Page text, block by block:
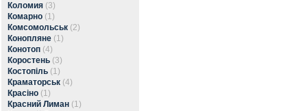
Коломия (3)
Комарно (1)
Комсомольськ (2)
Конопляне (1)
Конотоп (4)
Коростень (3)
Костопіль (1)
Краматорськ (4)
Красіно (1)
Красний Лиман (1)